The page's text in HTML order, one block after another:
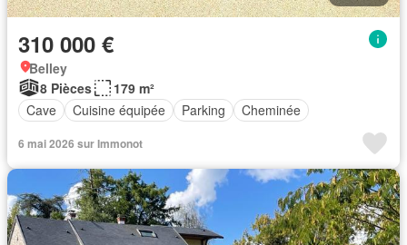
310 000 €
Belley
8 Pièces
179 m²
Cave
Cuisine équipée Parking Cheminée
6 mai 2026 sur Immonot